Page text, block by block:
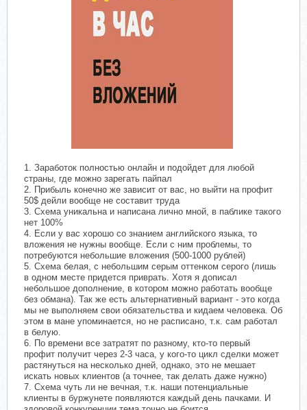
1. Заработок полностью онлайн и подойдет для любой
страны, где можно зарегать пайпал
2. Прибыль конечно же зависит от вас, но выйти на профит
50$ дейли вообще не составит труда
3. Схема уникальна и написана лично мной, в паблике такого
нет 100%
4. Если у вас хорошо со знанием английского языка, то
вложения не нужны вообще. Если с ним проблемы, то
потребуются небольшие вложения (500-1000 рублей)
5. Схема белая, с небольшим серым оттенком серого (лишь
в одном месте придется приврать. Хотя я дописал
небольшое дополнение, в котором можно работать вообще
без обмана). Так же есть альтернативный вариант - это когда
мы не выполняем свои обязательства и кидаем человека. Об
этом в мане упоминается, но не расписано, т.к. сам работал
в белую.
6. По времени все затратят по разному, кто-то первый
профит получит через 2-3 часа, у кого-то цикл сделки может
растянуться на несколько дней, однако, это не мешает
искать новых клиентов (а точнее, так делать даже нужно)
7. Схема чуть ли не вечная, т.к. наши потенциальные
клиенты в буржунете появляются каждый день пачками. И